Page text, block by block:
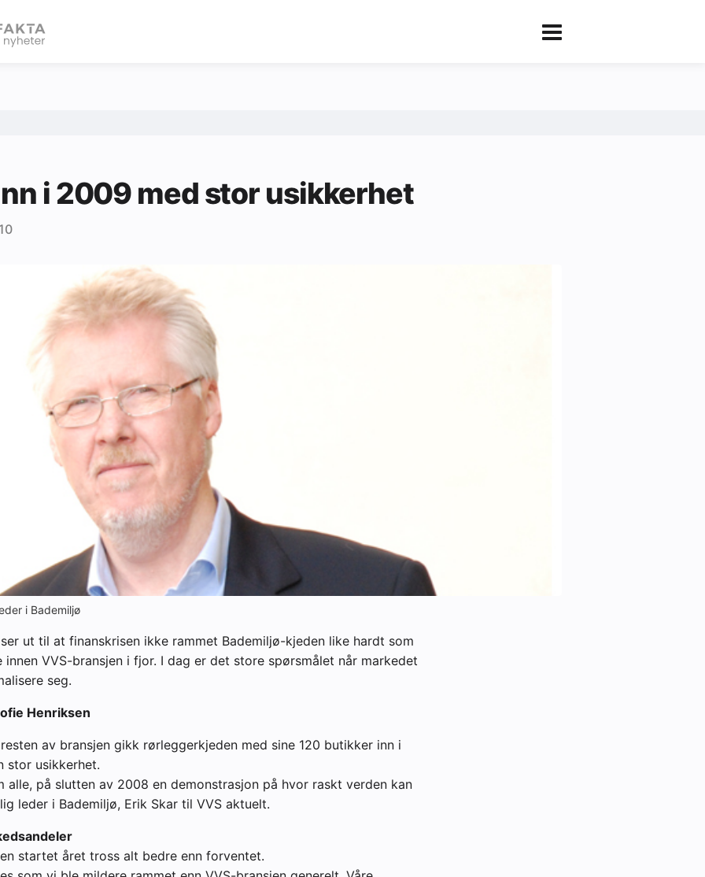
eBlad
i 2009 med stor usikkerhet
i Bademiljø
ser ut til at finanskrisen ikke rammet Bademiljø-kjeden like hardt som
innen VVS-bransjen i fjor. I dag er det store spørsmålet når markedet
seg.
Henriksen
av bransjen gikk rørleggerkjeden med sine 120 butikker inn i
stor usikkerhet.
alle, på slutten av 2008 en demonstrasjon på hvor raskt verden kan
leder i Bademiljø, Erik Skar til VVS aktuelt.
startet året tross alt bedre enn forventet.